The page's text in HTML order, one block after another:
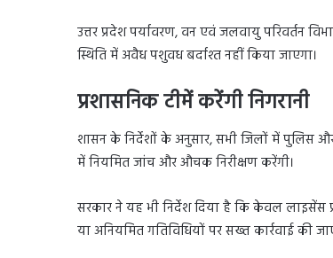
उत्तर प्रदेश पर्यावरण, वन एवं जलवायु परिवर्तन
स्थिति में अवैध पशुवध बर्दाश्त नहीं किया जाएगा।
प्रशासनिक टीमें करेंगी निगरानी
शासन के निर्देशों के अनुसार, सभी जिलों में पुलिस
में नियमित जांच और औचक निरीक्षण करेंगी।
सरकार ने यह भी निर्देश दिया है कि केवल लाइसेंस
या अनियमित गतिविधियों पर सख्त कार्रवाई की